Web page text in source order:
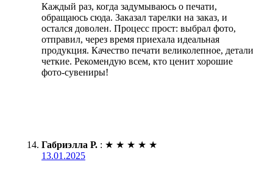
Каждый раз, когда задумываюсь о печати,
обращаюсь сюда. Заказал тарелки на заказ, и
остался доволен. Процесс прост: выбрал фото,
отправил, через время приехала идеальная
продукция. Качество печати великолепное, детали
четкие. Рекомендую всем, кто ценит хорошие
фото-сувениры!
Габриэлла Р. : ★ ★ ★ ★ ★
13.01.2025